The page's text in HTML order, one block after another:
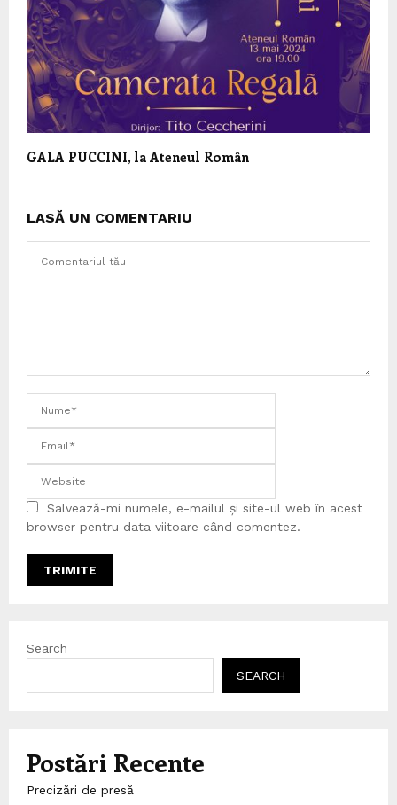
GALA PUCCINI, la Ateneul Român
LASĂ UN COMENTARIU
Salvează-mi numele, e-mailul și site-ul web în acest
browser pentru data viitoare când comentez.
Search
SEARCH
Postări Recente
Precizări de presă